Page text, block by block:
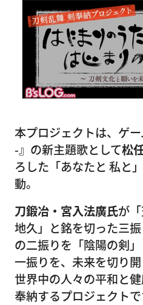
本プロジェクトは、ゲ
-』の新主題歌として松
ろした「あなたと 私と
動。
刀鍛冶・宮入法廣氏が
地久」と銘を切った三
の二振りを「陰陽の剣
一振りを、未来を切り
世界中の人々の平和と
奉納するプロジェクトで